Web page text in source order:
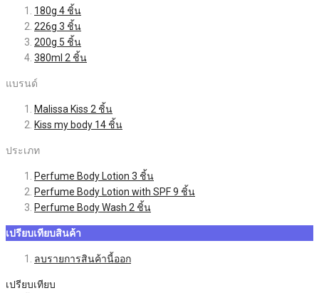
180g 4 ชิ้น
226g 3 ชิ้น
200g 5 ชิ้น
380ml 2 ชิ้น
แบรนด์
Malissa Kiss 2 ชิ้น
Kiss my body 14 ชิ้น
ประเภท
Perfume Body Lotion 3 ชิ้น
Perfume Body Lotion with SPF9 ชิ้น
Perfume Body Wash 2 ชิ้น
เปรียบเทียบสินค้า
ลบรายการสินค้านี้ออก
เปรียบเทียบ